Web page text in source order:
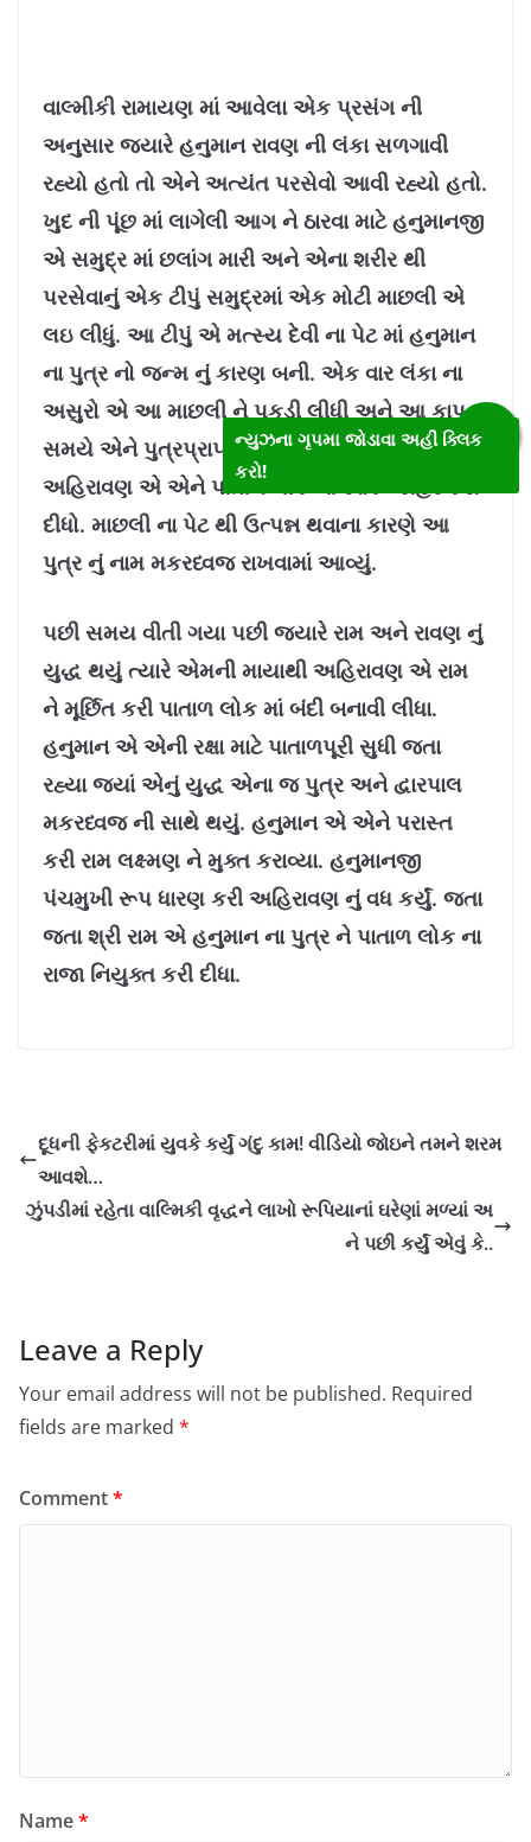
વાલ્મીકી રામાયણ માં આવેલા એક પ્રસંગ ની
અનુસાર જયારે હનુમાન રાવણ ની લંકા સળગાવી
રહ્યો હતો તો એને અત્યંત પરસેવો આવી રહ્યો હતો.
ખુદ ની પૂંછ માં લાગેલી આગ ને ઠારવા માટે હનુમાનજી
એ સમુદ્ર માં છલાંગ મારી અને એના શરીર થી
પરસેવાનું એક ટીપું સમુદ્રમાં એક મોટી માછલી એ
લઇ લીધું. આ ટીપું એ મત્સ્ય દેવી ના પેટ માં હનુમાન
ના પુત્ર નો જન્મ નું કારણ બની. એક વાર લંકા ના
અસુરો એ આ માછલી ને પકડી લીધી અને આ કાપતા
સમયે એને પુત્રપ્રાપ્ત થયો. રાવણ ના પુત્ર
અહિરાવણ એ એને પાતાળ લોક ના રક્ષક જાહેર કરી
દીધો. માછલી ના પેટ થી ઉત્પન્ન થવાના કારણે આ
પુત્ર નું નામ મકરધ્વજ રાખવામાં આવ્યું.
પછી સમય વીતી ગયા પછી જયારે રામ અને રાવણ નું
યુદ્ધ થયું ત્યારે એમની માયાથી અહિરાવણ એ રામ
ને મૂર્છિત કરી પાતાળ લોક માં બંદી બનાવી લીધા.
હનુમાન એ એની રક્ષા માટે પાતાળપૂરી સુધી જતા
રહ્યા જ્યાં એનું યુદ્ધ એના જ પુત્ર અને દ્વારપાલ
મકરધ્વજ ની સાથે થયું. હનુમાન એ એને પરાસ્ત
કરી રામ લક્ષ્મણ ને મુક્ત કરાવ્યા. હનુમાનજી
પંચમુખી રૂપ ધારણ કરી અહિરાવણ નું વધ કર્યું. જતા
જતા શ્રી રામ એ હનુમાન ના પુત્ર ને પાતાળ લોક ના
રાજા નિયુક્ત કરી દીધા.
દૂધની ફેકટરીમાં યુવકે કર્યું ગંદુ કામ! વીડિયો જોઇને તમને શરમ
આવશે…
ઝુંપડીમાં રહેતા વાલ્મિકી વૃદ્ધને લાખો રૂપિયાનાં ઘરેણાં મળ્યાં અ
ને પછી કર્યું એવું કે..
Leave a Reply
Your email address will not be published. Required
fields are marked *
Comment*
Name*
ન્યુઝના ગૃપમા જોડાવા અહીં ક્લિક
કરો!